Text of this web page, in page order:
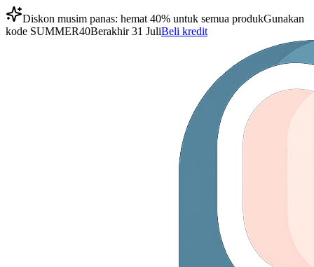
Diskon musim panas: hemat 40% untuk semua produkGunakan
kode SUMMER40Berakhir 31 JuliBeli kredit